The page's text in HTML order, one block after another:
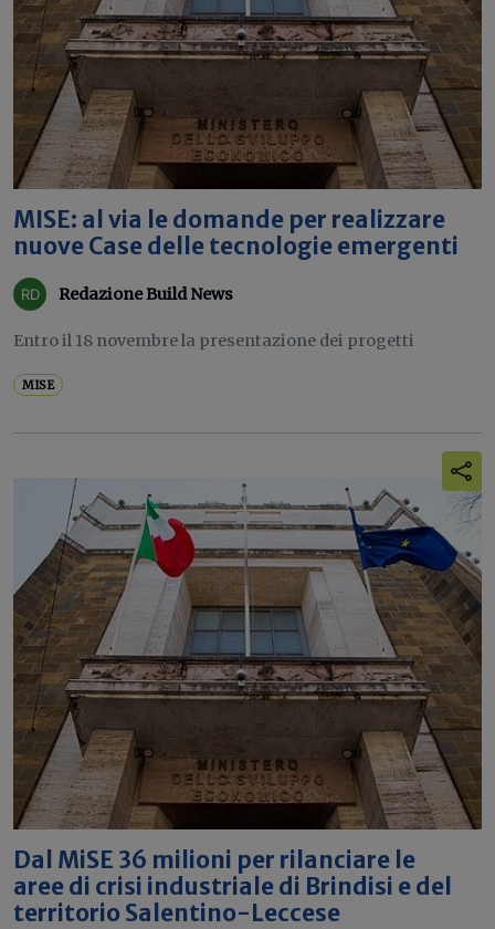
MISE: al via le domande per realizzare
nuove Case delle tecnologie emergenti
Redazione Build News
Entro il 18 novembre la presentazione dei progetti
MISE
Dal MiSE 36 milioni per rilanciare le
aree di crisi industriale di Brindisi e del
territorio Salentino-Leccese